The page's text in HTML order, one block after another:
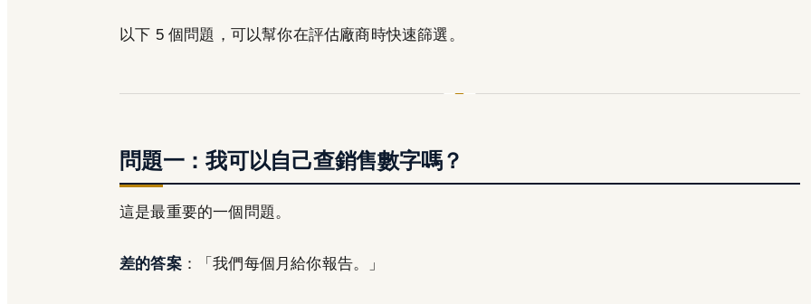
以下 5 個問題，可以幫你在評估廠商時快速篩選。
問題一：我可以自己查銷售數字嗎？
這是最重要的一個問題。
差的答案：「我們每個月給你報告。」